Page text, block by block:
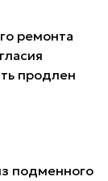
ремонта
продлен
подменного